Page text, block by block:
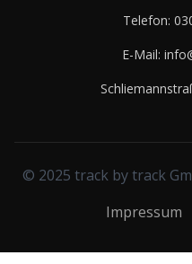
Telefon:
E-Mail:
© 2025 track by track
Impressum